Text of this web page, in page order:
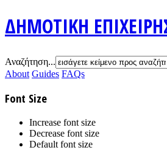
ΔΗΜΟΤΙΚΗ
Αναζήτηση...
About Guides FAQs
Font Size
Increase font size
Decrease font size
Default font size